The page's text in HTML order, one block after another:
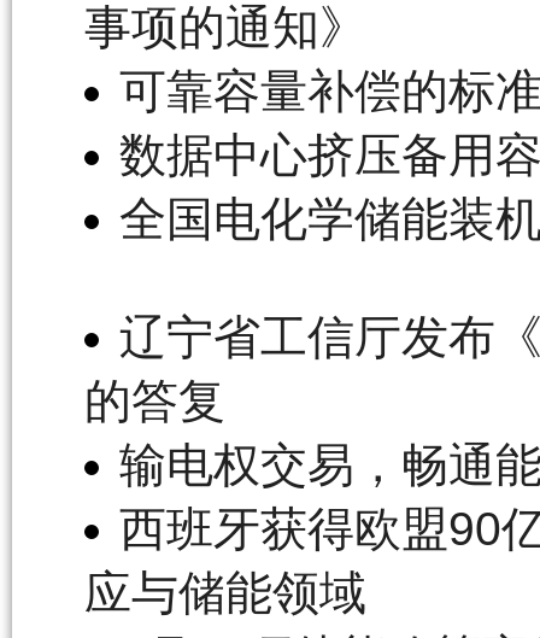
事项的通知》
可靠容量补偿的标
数据中心挤压备用
全国电化学储能装
辽宁省工信厅发布
的答复
输电权交易，畅通
西班牙获得欧盟90
应与储能领域